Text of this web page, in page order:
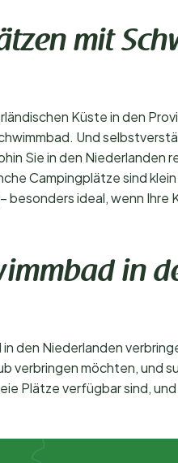
mit
Küste in den
Und
Sie in den Niederlanden
Campingplätze sind
ideal, wenn Ihre
in
den Niederlanden
verbringen möchten, und
Plätze verfügbar sind,